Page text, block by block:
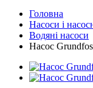
Головна
Насоси і
Водяні насоси
Насос